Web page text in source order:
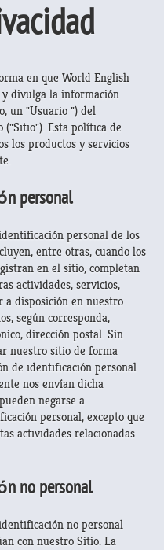
en que World English
divulga la información
un "Usuario ") del
("Sitio"). Esta política de
los productos y servicios
personal
personal de los
entre otras, cuando los
en el sitio, completan
actividades, servicios,
a disposición en nuestro
según corresponda,
dirección postal. Sin
nuestro sitio de forma
de identificación personal
nos envían dicha
negarse a
personal, excepto que
actividades relacionadas
no personal
no personal
con nuestro Sitio. La